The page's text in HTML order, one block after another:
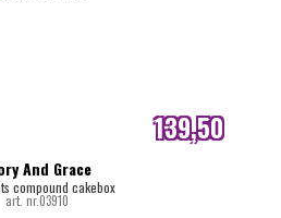
And Grace
compound cakebox
art. nr.03910
139,50
internetprijs